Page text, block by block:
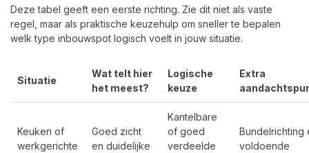
Deze tabel geeft een eerste richting. Zie dit niet als vaste
regel, maar als praktische keuzehulp om sneller te bepalen
welk type inbouwspot logisch voelt in jouw situatie.
Situatie
Wat telt hier
het meest?
Logische
keuze
Extra
Keuken of
werkgerichte
Goed zicht
en duidelijke
Kantelbare
of goed
verdeelde
Bundelrichting
voldoende